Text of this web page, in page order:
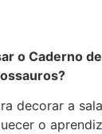
o Caderno
decorar a
o